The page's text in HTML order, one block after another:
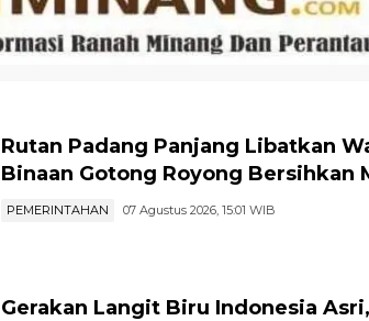
Rutan Padang Panjang Libatkan
Binaan Gotong Royong Bersihkan
PEMERINTAHAN 07 Agustus 2026, 15:01 WIB
Gerakan Langit Biru Indonesia